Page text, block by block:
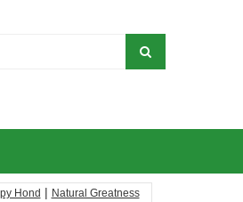
Hond | Natural Greatness